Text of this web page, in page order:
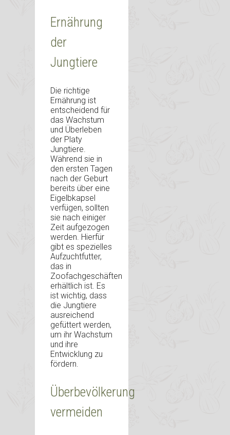
Ernährung
der
Jungtiere
Die richtige
Ernährung ist
entscheidend für
das Wachstum
und Überleben
der Platy
Jungtiere.
Während sie in
den ersten Tagen
nach der Geburt
bereits über eine
Eigelbkapsel
verfügen, sollten
sie nach einiger
Zeit aufgezogen
werden. Hierfür
gibt es spezielles
Aufzuchtfutter,
das in
Zoofachgeschäften
erhältlich ist. Es
ist wichtig, dass
die Jungtiere
ausreichend
gefüttert werden,
um ihr Wachstum
und ihre
Entwicklung zu
fördern.
Überbevölkerung
vermeiden